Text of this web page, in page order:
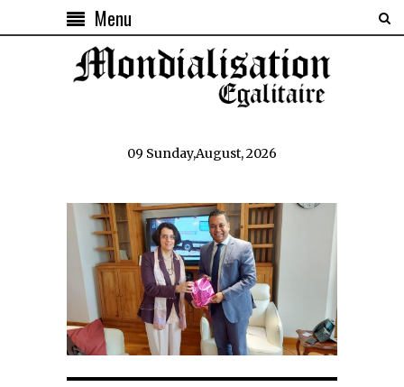
Menu
09 Sunday,August, 2026